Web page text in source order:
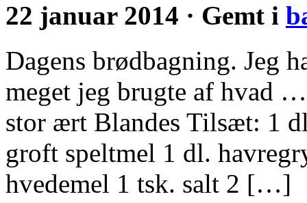
22 januar 2014 · Gemt i
Dagens brødbagning. Jeg
meget jeg brugte af hvad
stor ært Blandes Tilsæt: 1
groft speltmel 1 dl.
hvedemel 1 tsk. salt 2 […]